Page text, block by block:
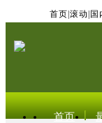
首页 滚动 国
首页